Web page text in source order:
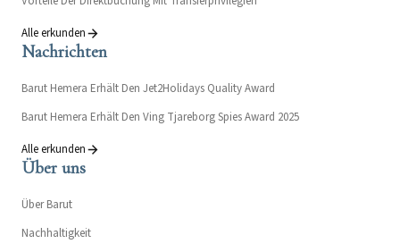
Alle erkunden
Nachrichten
Barut Hemera Erhält Den Jet2Holidays Quality Award
Barut Hemera Erhält Den Ving Tjareborg Spies Award 2025
Alle erkunden
Über uns
Über Barut
Nachhaltigkeit